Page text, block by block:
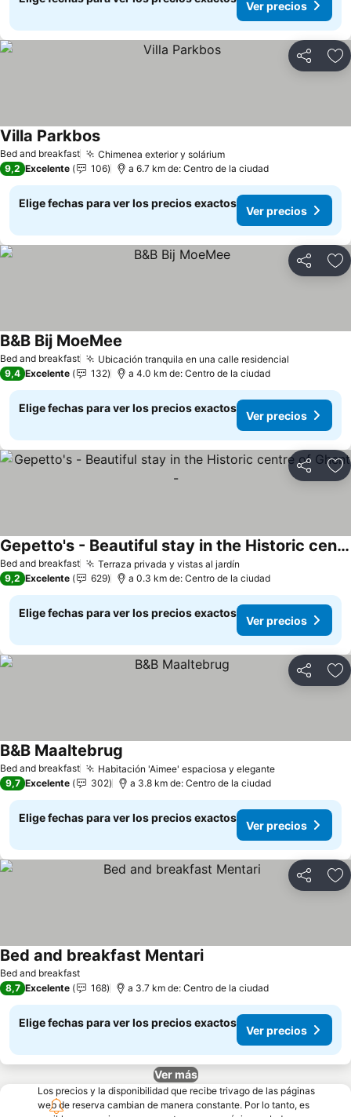
Ver precios
Compartir
Bed and breakfast Chimenea exterior y solárium
Villa Parkbos
9,2 Excelente 106 a 6.7 km de: Centro de la ciudad
Elige fechas para ver los precios exactos
Ver precios
Compartir
Bed and breakfast Ubicación tranquila en una calle residencial
B&B Bij MoeMee
9,4 Excelente 132 a 4.0 km de: Centro de la ciudad
Elige fechas para ver los precios exactos
Ver precios
Compartir
Bed and breakfast Terraza privada y vistas al jardín
Gepetto's - Beautiful stay in the Historic centre of Ghent -
9,2 Excelente 629 a 0.3 km de: Centro de la ciudad
Elige fechas para ver los precios exactos
Ver precios
Compartir
Bed and breakfast Habitación 'Aimee' espaciosa y elegante
B&B Maaltebrug
9,7 Excelente 302 a 3.8 km de: Centro de la ciudad
Elige fechas para ver los precios exactos
Ver precios
Compartir
Bed and breakfast
Bed and breakfast Mentari
8,7 Excelente 168 a 3.7 km de: Centro de la ciudad
Elige fechas para ver los precios exactos
Ver precios
Ver más
Los precios y la disponibilidad que recibe trivago de las páginas
web de reserva cambian de manera constante. Por lo tanto, es